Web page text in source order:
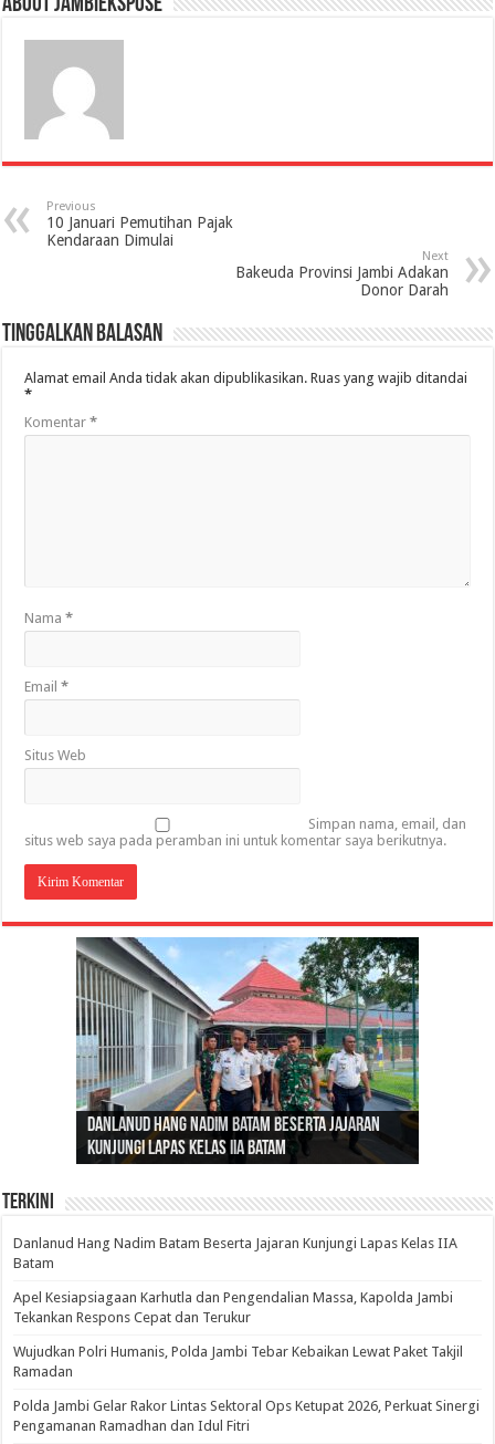
Previous
10 Januari Pemutihan Pajak
Kendaraan Dimulai
Next
Bakeuda Provinsi Jambi Adakan
Donor Darah
Tinggalkan Balasan
Alamat email Anda tidak akan dipublikasikan. Ruas yang wajib ditandai
*
Komentar*
Nama*
Email*
Situs Web
Simpan nama, email, dan
situs web saya pada peramban ini untuk komentar saya berikutnya.
Danlanud Hang Nadim Batam Beserta Jajaran
Kunjungi Lapas Kelas IIA Batam
Silaturahmi dan Reses Komite I DPD RI di Polda
Jambi Bahas Sinergitas Penanganan Narkotika
Gubernur Al Haris: Lomba Cerdas Cermat Sarana
Edukasi Pembentukan Karakter Generasi
Penerus
Gubernur Al Haris Dorong Koperasi Merah Putih
Cepat Beroperasi Agar Bisa Layani Masyarakat
Penuhi Kebutuhannya
Sosok Fenomenal yang Menggetarkan
Nusantara: Ratu Wangsa, Wanita Berkelas
dengan Pengaruh Internasional
Terkini
Danlanud Hang Nadim Batam Beserta Jajaran Kunjungi Lapas Kelas IIA
Batam
Apel Kesiapsiagaan Karhutla dan Pengendalian Massa, Kapolda Jambi
Tekankan Respons Cepat dan Terukur
Wujudkan Polri Humanis, Polda Jambi Tebar Kebaikan Lewat Paket Takjil
Ramadan
Polda Jambi Gelar Rakor Lintas Sektoral Ops Ketupat 2026, Perkuat Sinergi
Pengamanan Ramadhan dan Idul Fitri